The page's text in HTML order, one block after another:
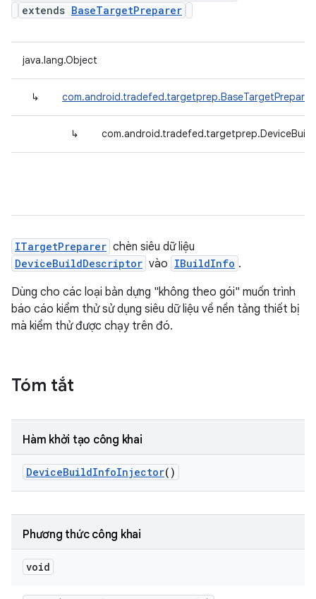
extends BaseTargetPreparer
java.lang.Object
↳ com.android.tradefed.targetprep.BaseTargetPreparer
↳
ITargetPreparer chèn siêu dữ liệu
DeviceBuildDescriptor vào IBuildInfo .
Dùng cho các loại bản dựng "không theo gói" muốn trình
báo cáo kiểm thử sử dụng siêu dữ liệu về nền tảng thiết bị
mà kiểm thử được chạy trên đó.
Tóm tắt
Hàm khởi tạo công khai
DeviceBuildInfoInjector()
Phương thức công khai
void